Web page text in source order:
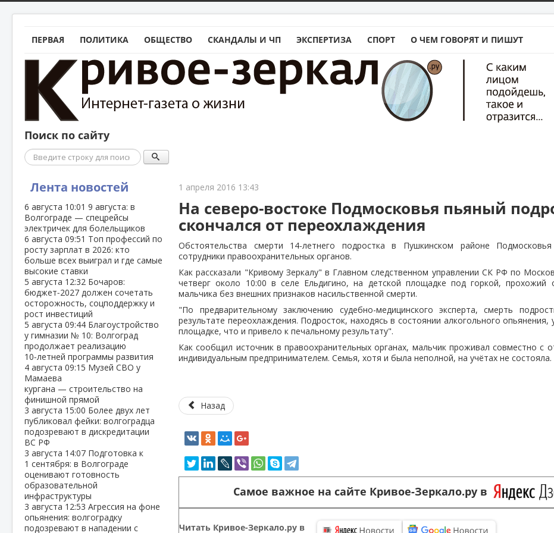
ПЕРВАЯ ПОЛИТИКА ОБЩЕСТВО СКАНДАЛЫ И ЧП ЭКСПЕРТИЗА СПОРТ О ЧЕМ ГОВОРЯТ И ПИШУТ
Поиск по сайту
Поиск
Лента новостей
6 августа 10:01 9 августа: в
Волгограде — спецрейсы
электричек для болельщиков
6 августа 09:51 Топ профессий по
росту зарплат в 2026: кто
больше всех выиграл и где самые
высокие ставки
5 августа 12:32 Бочаров:
бюджет‑2027 должен сочетать
осторожность, соцподдержку и
рост инвестиций
5 августа 09:44 Благоустройство
у гимназии № 10: Волгоград
продолжает реализацию
10‑летней программы развития
4 августа 09:15 Музей СВО у
Мамаева
кургана — строительство на
финишной прямой
3 августа 15:00 Более двух лет
публиковал фейки: волгоградца
подозревают в дискредитации
ВС РФ
3 августа 14:07 Подготовка к
1 сентября: в Волгограде
оценивают готовность
образовательной
инфраструктуры
3 августа 12:53 Агрессия на фоне
опьянения: волгоградку
подозревают в нападении с
1 апреля 2016 13:43
На северо-востоке Подмосковья пьяный
скончался от переохлаждения
Обстоятельства смерти 14-летнего подростка в Пушкинском районе Подмосковья
сотрудники правоохранительных органов.
Как рассказали "Кривому Зеркалу" в Главном следственном управлении СК РФ по
четверг около 10:00 в селе Ельдигино, на детской площадке под горкой, прохожий
мальчика без внешних признаков насильственной смерти.
"По предварительному заключению судебно-медицинского эксперта, смерть
результате переохлаждения. Подросток, находясь в состоянии алкогольного опьянения,
площадке, что и привело к печальному результату".
Как сообщил источник в правоохранительных органах, мальчик проживал совместно с
индивидуальным предпринимателем. Семья, хотя и была неполной, на учётах не состояла.
Назад
Самое важное на сайте Кривое-Зеркало.ру в
Читать Кривое-Зеркало.ру в